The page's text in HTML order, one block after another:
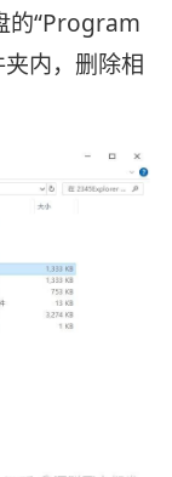
的“Program
内，删除相